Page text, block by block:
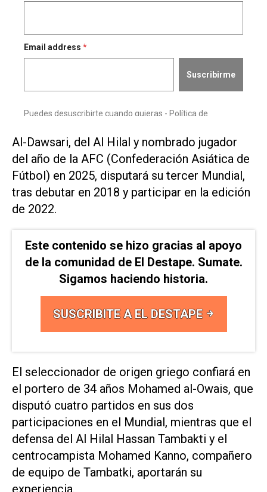
Al-Dawsari, ⁠del Al Hilal y nombrado ⁠jugador
del año de la AFC (Confederación Asiática de
Fútbol) en 2025, disputará su tercer Mundial,
tras debutar en 2018 ⁠y participar en la edición
de 2022.
Este contenido se hizo gracias al apoyo
de la comunidad de El Destape. Sumate.
Sigamos haciendo historia.
SUSCRIBITE A EL DESTAPE
El seleccionador ​de origen griego confiará en
el ‌portero de 34 años Mohamed ‌al-Owais, que
disputó cuatro partidos en sus dos
⁠participaciones en el Mundial, mientras que el
defensa del Al Hilal Hassan Tambakti y el
centrocampista Mohamed Kanno, compañero
de equipo de Tambatki, aportarán su
experiencia.